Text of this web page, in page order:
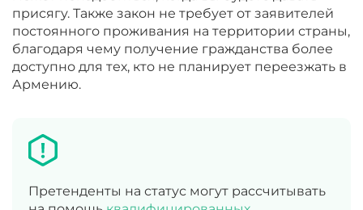
присягу. Также закон не требует от заявителей
постоянного проживания на территории страны,
благодаря чему получение гражданства более
доступно для тех, кто не планирует переезжать в
Армению.
Претенденты на статус могут рассчитывать